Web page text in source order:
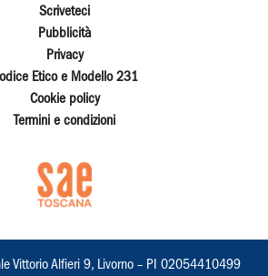
Scriveteci
Pubblicità
Privacy
Etico e Modello 231
Cookie policy
Termini e condizioni
Vittorio Alfieri 9, Livorno – PI 02054410499